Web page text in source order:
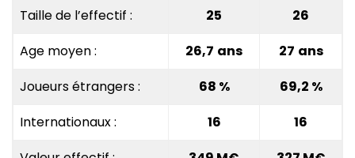
Taille de l’effectif : 25
26
Age moyen :
26,7 ans 27 ans
Joueurs étrangers :
68 %
69,2 %
Internationaux :
16
16